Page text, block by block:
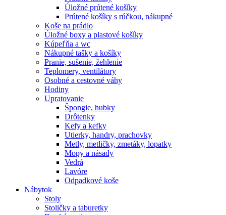
Úložné prútené košíky
Prútené košíky s rúčkou, nákupné
Koše na prádlo
Úložné boxy a plastové košíky
Kúpeľňa a wc
Nákupné tašky a košíky
Pranie, sušenie, žehlenie
Teplomery, ventilátory
Osobné a cestovné váhy
Hodiny
Upratovanie
Špongie, hubky
Drôtenky
Kefy a kefky
Utierky, handry, prachovky
Metly, metličky, zmetáky, lopatky
Mopy a násady
Vedrá
Lavóre
Odpadkové koše
Nábytok
Stoly
Stoličky a taburetky